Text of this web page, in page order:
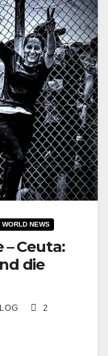
WORLD NEWS
Ceuta:
die
2